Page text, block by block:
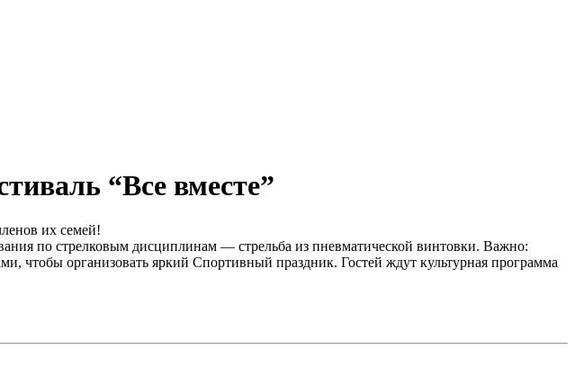
“Все вместе”
их семей!
по стрелковым дисциплинам — стрельба из пневматической винтовки. Важно:
чтобы организовать яркий Спортивный праздник. Гостей ждут культурная программа